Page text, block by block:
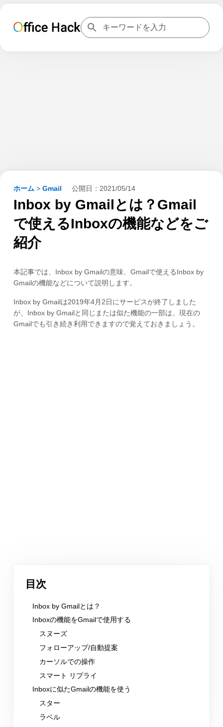
ホーム > Gmail 公開日： 2021/05/14
Inbox by Gmailとは？Gmail
で使えるInboxの機能などをご
紹介
本記事では、Inbox by Gmailの意味、Gmailで使えるInbox by
Gmailの機能などについて説明します。
Inbox by Gmailは2019年4月2日にサービスが終了しました
が、Inbox by Gmailと同じまたは似た機能の一部は、現在の
Gmailでも引き続き利用できますので覚えておきましょう。
目次
Inbox by Gmailとは？
Inboxの機能をGmailで使用する
スヌーズ
フォローアップ/自動提案
カーソルでの操作
スマート リプライ
Inboxに似たGmailの機能を使う
スター
ラベル